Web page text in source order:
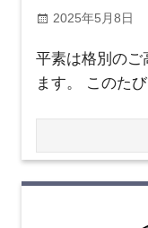
2025年5月8日
平素は格別のご
ます。 このた